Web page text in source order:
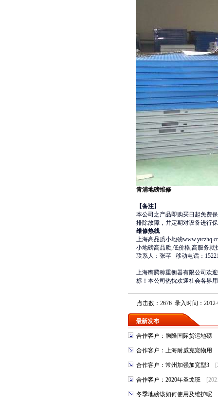
青浦地磅维修
【备注】
本公司之产品即购买日起免费
排除故障，并定期对设备进行
维修热线
上海高品质小地磅
小地磅高品质,低价格,高服务就
联系人：张芊 移动电话：
上海鹰腾称重衡器有限公司 欢
标！本公司热忱欢迎社会各界
点击数：2676 录入时间：
最新发布
合作客户：腾隆国际货运地磅
合作客户：上海耐威克宠物用
合作客户：常州加强加宽型3
合作客户：2020年圣戈班
冬季地磅该如何使用及维护呢